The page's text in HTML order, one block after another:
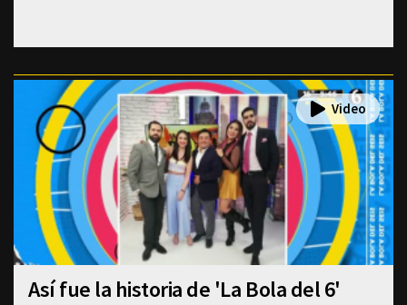
Así fue la historia de 'La Bola del 6'